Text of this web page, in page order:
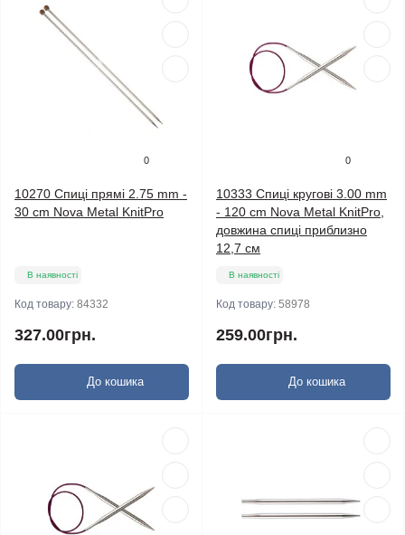
0
10270 Спиці прямі 2.75 mm -
30 cm Nova Metal KnitPro
В наявності
Код товару: 84332
327.00грн.
До кошика
0
10333 Спиці кругові 3.00 mm
- 120 cm Nova Metal KnitPro,
довжина спиці приблизно
12,7 см
В наявності
Код товару: 58978
259.00грн.
До кошика